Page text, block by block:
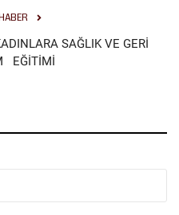
SAĞLIK VE GERİ
EĞİTİMİ